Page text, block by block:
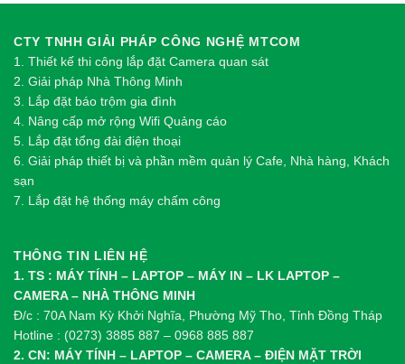
CTY TNHH GIẢI PHÁP CÔNG NGHỆ MTCOM
1. Thiết kế thi công lắp đặt Camera quan sát
2. Giải pháp Nhà Thông Minh
3. Lắp đặt báo trộm gia đình
4. Nâng cấp mở rộng Wifi Quảng cáo
5. Lắp đặt tổng đài điện thoại
6. Giải pháp thiết bị và phần mềm quản lý Cafe, Nhà hàng, Khách
sạn
7. Lắp đặt hệ thống máy chấm công
THÔNG TIN LIÊN HỆ
1. TS : MÁY TÍNH – LAPTOP – MÁY IN – LK LAPTOP –
CAMERA – NHÀ THÔNG MINH
Đ/c : 70A Nam Kỳ Khởi Nghĩa, Phường Mỹ Tho, Tỉnh Đồng Tháp
Hotline : (0273) 3885 887 – 0968 885 887
2. CN: MÁY TÍNH – LAPTOP – CAMERA – ĐIỆN MẶT TRỜI